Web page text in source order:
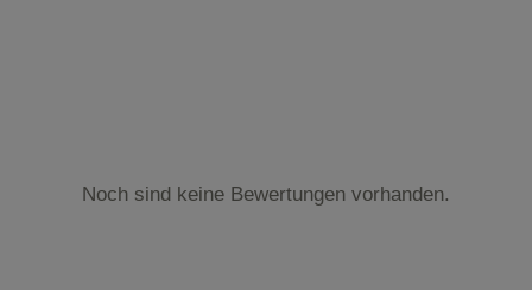
Noch sind keine Bewertungen vorhanden.